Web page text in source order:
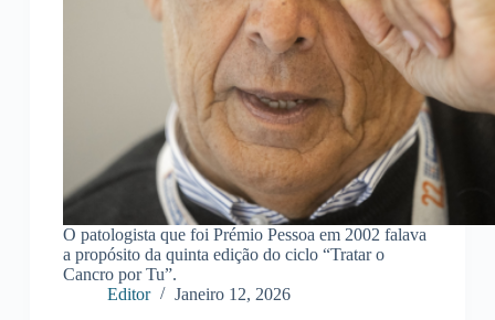
O patologista que foi Prémio Pessoa em 2002 falava
a propósito da quinta edição do ciclo “Tratar o
Cancro por Tu”.
Editor
Janeiro 12, 2026